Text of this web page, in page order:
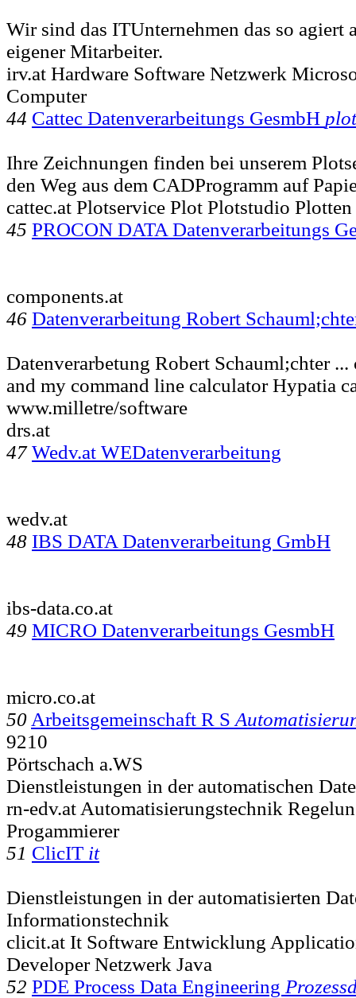
Wir sind das ITUnternehmen das so agiert
eigener Mitarbeiter.
irv.at Hardware Software Netzwerk
Computer
44 Cattec Datenverarbeitungs GesmbH
Ihre Zeichnungen finden bei unserem
den Weg aus dem CADProgramm auf
cattec.at Plotservice Plot Plotstudio Plotten
45 PROCON DATA Datenverarbeitungs
components.at
46 Datenverarbeitung Robert
Datenverarbetung Robert Schauml;chter
and my command line calculator Hypatia
www.milletre/software
drs.at
47 Wedv.at WEDatenverarbeitung
wedv.at
48 IBS DATA Datenverarbeitung GmbH
ibs-data.co.at
49 MICRO Datenverarbeitungs GesmbH
micro.co.at
50 Arbeitsgemeinschaft R S
9210
Pörtschach a.WS
Dienstleistungen in der automatischen
rn-edv.at Automatisierungstechnik
Progammierer
51 ClicIT it
Dienstleistungen in der automatisierten
Informationstechnik
clicit.at It Software Entwicklung
Developer Netzwerk Java
52 PDE Process Data Engineering